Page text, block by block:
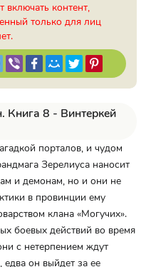
включать контент,
только для лиц
Книга 8 - Винтеркей
порталов, и чудом
Зерелиуса наносит
и демонам, но и они не
в провинции ему
клана «Могучих».
боевых действий во время
с нетерпением ждут
он выйдет за ее